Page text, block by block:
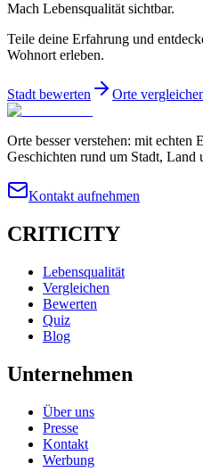
Mach Lebensqualität sichtbar.
Teile deine Erfahrung und
Wohnort erleben.
Stadt bewerten Orte
Orte besser verstehen: mit echten
Geschichten rund um Stadt, Land
Kontakt aufnehmen
CRITICITY
Lebensqualität
Vergleichen
Bewerten
Quiz
Blog
Unternehmen
Über uns
Presse
Kontakt
Werbung